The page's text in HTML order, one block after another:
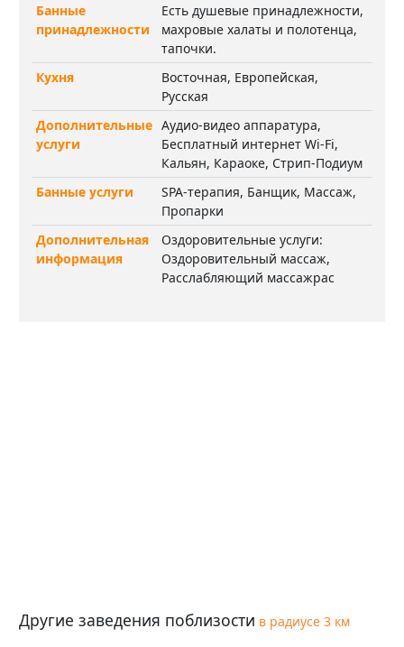
Банные
принадлежности
Есть душевые принадлежности,
махровые халаты и полотенца,
тапочки.
Кухня
Восточная, Европейская,
Русская
Дополнительные
услуги
Аудио-видео аппаратура,
Бесплатный интернет Wi-Fi,
Кальян, Караоке, Стрип-Подиум
Банные услуги
SPA-терапия, Банщик, Массаж,
Пропарки
Дополнительная
информация
Оздоровительные услуги:
Оздоровительный массаж,
Расслабляющий массажрас
Другие заведения поблизости в радиусе 3 км